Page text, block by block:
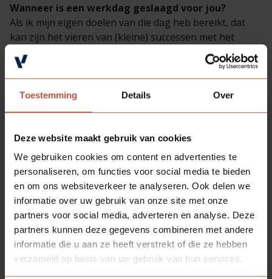
Toestemming Details Over
Deze website maakt gebruik van cookies
We gebruiken cookies om content en advertenties te
personaliseren, om functies voor social media te bieden
en om ons websiteverkeer te analyseren. Ook delen we
informatie over uw gebruik van onze site met onze
partners voor social media, adverteren en analyse. Deze
partners kunnen deze gegevens combineren met andere
informatie die u aan ze heeft verstrekt of die ze hebben
verzameld op basis van uw gebruik van hun services.
Wanneer is een werkdag geslaagd voor jou?
Als ik mijn eigen doelen van die dag heb bereikt, dat
kan zijn het vieren van (kleine) successen met het
team, een goed gesprek met een collega, een nieuw
project opstarten, enz. Kortom, als ik met een goed
gevoel in de auto stap naar huis en thuis het werk los
kan laten en in de moederrol kan stappen.
Terug naar
overzicht
Deel
deze
pagina: